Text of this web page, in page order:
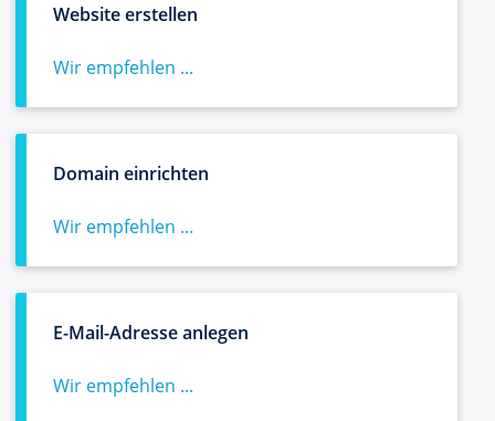
Website erstellen
Wir empfehlen ...
Domain einrichten
Wir empfehlen ...
E-Mail-Adresse anlegen
Wir empfehlen ...